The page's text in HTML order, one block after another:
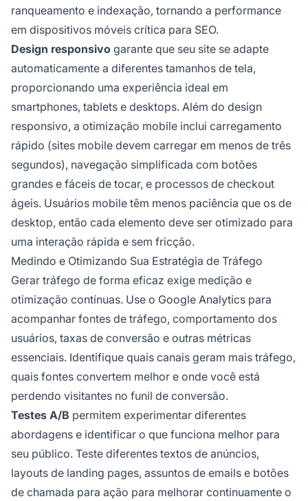
ranqueamento e indexação, tornando a performance
em dispositivos móveis crítica para SEO.
Design responsivo garante que seu site se adapte
automaticamente a diferentes tamanhos de tela,
proporcionando uma experiência ideal em
smartphones, tablets e desktops. Além do design
responsivo, a otimização mobile inclui carregamento
rápido (sites mobile devem carregar em menos de três
segundos), navegação simplificada com botões
grandes e fáceis de tocar, e processos de checkout
ágeis. Usuários mobile têm menos paciência que os de
desktop, então cada elemento deve ser otimizado para
uma interação rápida e sem fricção.
Medindo e Otimizando Sua Estratégia de Tráfego
Gerar tráfego de forma eficaz exige medição e
otimização contínuas. Use o Google Analytics para
acompanhar fontes de tráfego, comportamento dos
usuários, taxas de conversão e outras métricas
essenciais. Identifique quais canais geram mais tráfego,
quais fontes convertem melhor e onde você está
perdendo visitantes no funil de conversão.
Testes A/B permitem experimentar diferentes
abordagens e identificar o que funciona melhor para
seu público. Teste diferentes textos de anúncios,
layouts de landing pages, assuntos de emails e botões
de chamada para ação para melhorar continuamente o